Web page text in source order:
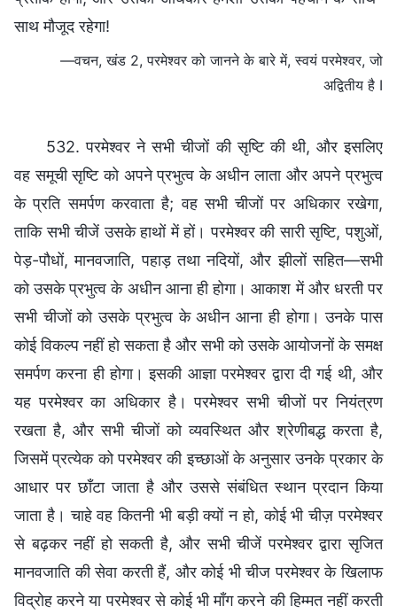
साथ मौजूद रहेगा!
—वचन, खंड 2, परमेश्वर को जानने के बारे में, स्वयं परमेश्वर, जो
अद्वितीय है I
532. परमेश्वर ने सभी चीजों की सृष्टि की थी, और इसलिए
वह समूची सृष्टि को अपने प्रभुत्व के अधीन लाता और अपने प्रभुत्व
के प्रति समर्पण करवाता है; वह सभी चीजों पर अधिकार रखेगा,
ताकि सभी चीजें उसके हाथों में हों। परमेश्वर की सारी सृष्टि, पशुओं,
पेड़-पौधों, मानवजाति, पहाड़ तथा नदियों, और झीलों सहित—सभी
को उसके प्रभुत्व के अधीन आना ही होगा। आकाश में और धरती पर
सभी चीजों को उसके प्रभुत्व के अधीन आना ही होगा। उनके पास
कोई विकल्प नहीं हो सकता है और सभी को उसके आयोजनों के समक्ष
समर्पण करना ही होगा। इसकी आज्ञा परमेश्वर द्वारा दी गई थी, और
यह परमेश्वर का अधिकार है। परमेश्वर सभी चीजों पर नियंत्रण
रखता है, और सभी चीजों को व्यवस्थित और श्रेणीबद्ध करता है,
जिसमें प्रत्येक को परमेश्वर की इच्छाओं के अनुसार उनके प्रकार के
आधार पर छाँटा जाता है और उससे संबंधित स्थान प्रदान किया
जाता है। चाहे वह कितनी भी बड़ी क्यों न हो, कोई भी चीज़ परमेश्वर
से बढ़कर नहीं हो सकती है, और सभी चीजें परमेश्वर द्वारा सृजित
मानवजाति की सेवा करती हैं, और कोई भी चीज परमेश्वर के खिलाफ
विद्रोह करने या परमेश्वर से कोई भी माँग करने की हिम्मत नहीं करती